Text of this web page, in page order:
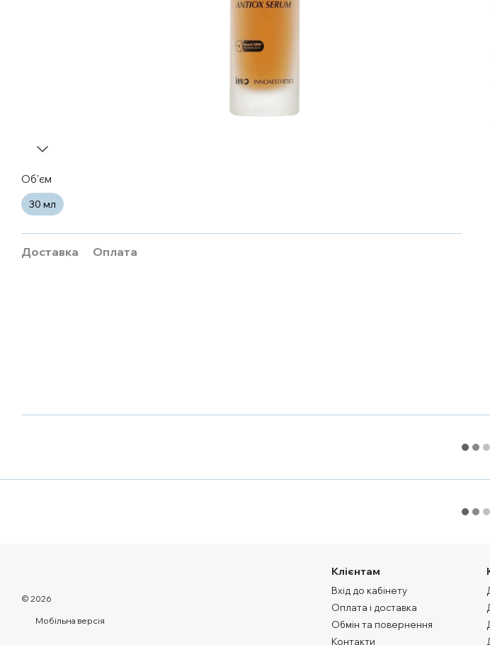
Обʼєм
30 мл
Доставка Оплата
© 2026
Мобільна версія
Клієнтам
Вхід до кабінету
Оплата і доставка
Обмін та повернення
Контакти